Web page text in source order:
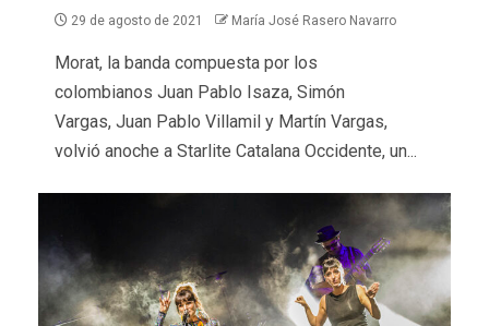
29 de agosto de 2021 María José Rasero Navarro
Morat, la banda compuesta por los
colombianos Juan Pablo Isaza, Simón
Vargas, Juan Pablo Villamil y Martín Vargas,
volvió anoche a Starlite Catalana Occidente, un...